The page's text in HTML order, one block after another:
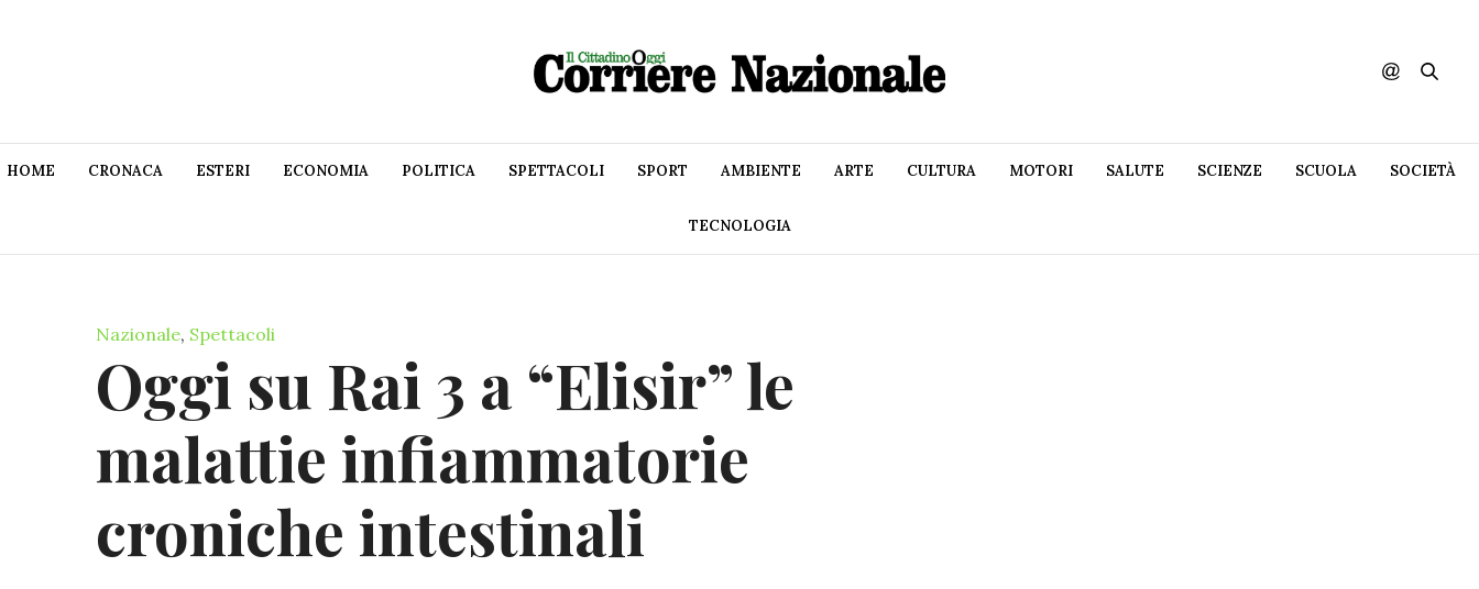
HOME CRONACA ESTERI ECONOMIA POLITICA SPETTACOLI SPORT AMBIENTE ARTE CULTURA MOTORI SALUTE SCIENZE SCUOLA SOCIETÀ
TECNOLOGIA
Nazionale, Spettacoli
Oggi su Rai 3 a “Elisir” le
malattie infiammatorie
croniche intestinali